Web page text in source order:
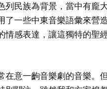
列民族為背景，當中有龐
了一些中東音樂語彙來營
情感表達，讓這獨特的聖
在意一齣音樂劇的音樂。